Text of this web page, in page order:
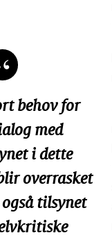
behov for
med
i dette
overrasket
tilsynet